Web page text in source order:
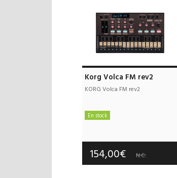
Korg Volca FM rev2
KORG Volca FM rev2
En stock
Garantie :3 an(s)
154,00€ N.C.